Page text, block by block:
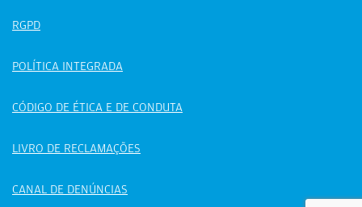
RGPD
POLÍTICA INTEGRADA
CÓDIGO DE ÉTICA E DE CONDUTA
LIVRO DE RECLAMAÇÕES
CANAL DE DENÚNCIAS